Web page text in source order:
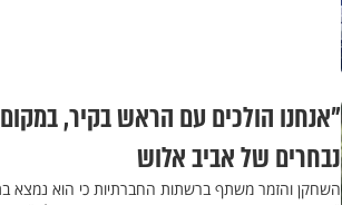
נבחרים של אביב אלוש
השחקן והזמר משתף ברשתות החברתיות כי הוא נמצא